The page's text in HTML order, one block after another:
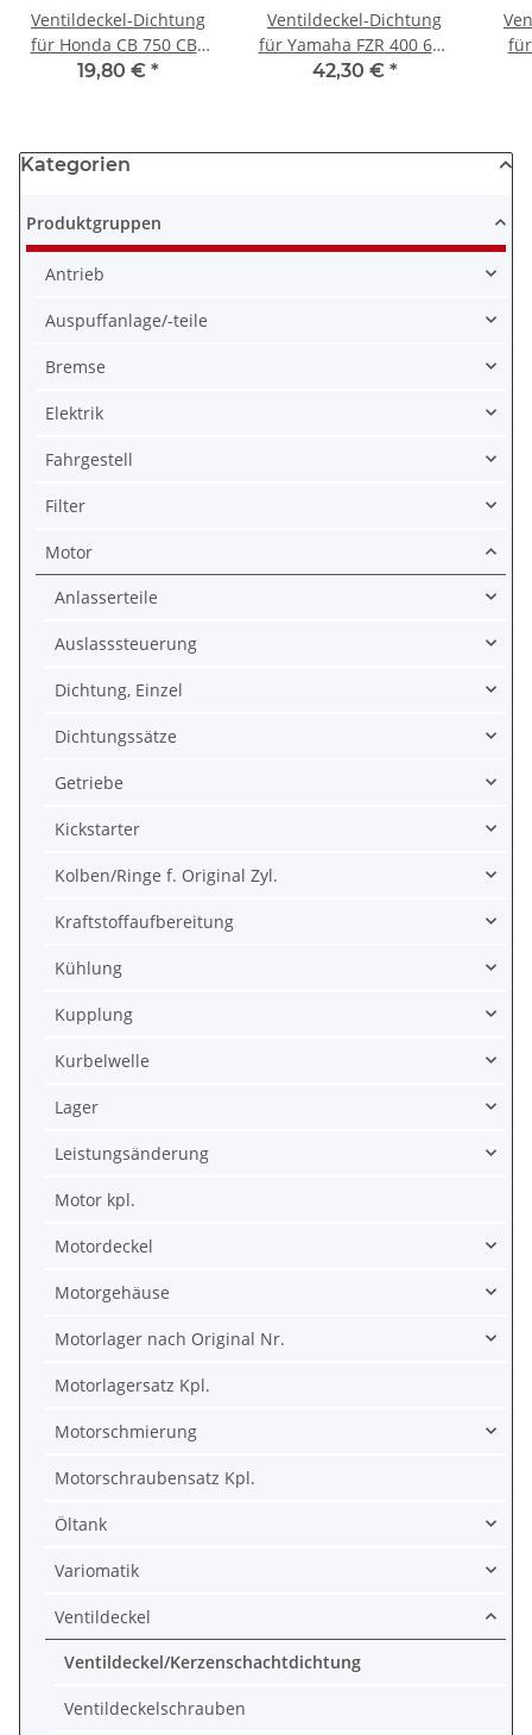
Ventildeckel-Dichtung
für Honda CB 750 CBX
750 # 12391-MJ1-761
19,80 € *
Ventildeckel-Dichtung
für Yamaha FZR 400 600
YZF 600 # 3TJ-11193-00
42,30 € *
Kategorien
Produktgruppen
Antrieb
Auspuffanlage/-teile
Bremse
Elektrik
Fahrgestell
Filter
Motor
Anlasserteile
Auslasssteuerung
Dichtung, Einzel
Dichtungssätze
Getriebe
Kickstarter
Kolben/Ringe f. Original Zyl.
Kraftstoffaufbereitung
Kühlung
Kupplung
Kurbelwelle
Lager
Leistungsänderung
Motor kpl.
Motordeckel
Motorgehäuse
Motorlager nach Original Nr.
Motorlagersatz Kpl.
Motorschmierung
Motorschraubensatz Kpl.
Öltank
Variomatik
Ventildeckel
Ventildeckel/Kerzenschachtdichtung
Ventildeckelschrauben